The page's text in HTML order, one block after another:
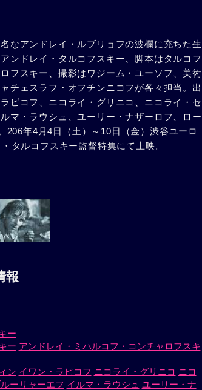
向かったが、絵筆は一向に進まなかった。ペ
早く終わらねばならない、そして人間は自分
--そう信じているアンドレイには、たとえ
のように古い伝統をそのままなぞってキリス
景や悪魔の恐しさをただ毒々しく彩って描く
”であった。忍耐と寛容に充ちた神の愛なの
八年。タタール人の突然の襲来はその頃であ
はロシア国内を地獄図に変貌させ、塁々たる
放った。殺戮の嵐が通りすぎたあと、生きて
障害者の少女（I・ラウシュ）とフェオファン
したのは、その日である。少女の生命を救う
の心をさいなんだからだが、理由はそれだけ
もとに生きる者同志がなぜこのような殺し合
ることが出来ず、ただ労働に生きる決意をか
一四一二年。大飢饉が三年も続き、長い冬は
けていた。一四二三年。ロシアはなお暗黒の
の鋳造の名人と言われた男はすでに死んでい
エフ）が生前に父から秘訣を教えられたと
、ともかく作業が開始された。まず最良質の
た鐘の鋳型に、これまた彼ら自身の力で築い
不眠不休の努力は、まさに生命をけずる凄ま
気じみて凄絶だった。その少年の姿を沈黙の
なアンドレイ・ルブリョフの波欄に充ちた生
ンドレイ・タルコフスキー、脚本はタルコフ
フスキー、撮影はワジーム・ユーソフ、美術
チェスラフ・オフチンニコフが各々担当。出
ピコフ、ニコライ・グリニコ、ニコライ・セ
マ・ラウシュ、ユーリー・ナザーロフ、ロー
206年4月4日（土）～10日（金）渋谷ユーロ
タルコフスキー監督特集にて上映。
報
ー
ー アンドレイ・ミハルコフ・コンチャロフスキ
ン イワン・ラピコフ ニコライ・グリニコ ニコ
ーリャーエフ イルマ・ラウシュ ユーリー・ナ